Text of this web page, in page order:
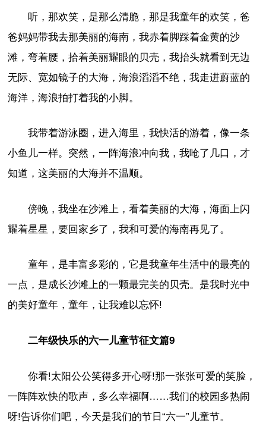
听，那欢笑，是那么清脆，那是我童年的欢笑，爸
爸妈妈带我去那美丽的海南，我赤着脚踩着金黄的沙
滩，弯着腰，拾着美丽耀眼的贝壳，我抬头就看到无边
无际、宽如镜子的大海，海浪滔滔不绝，我走进蔚蓝的
海洋，海浪拍打着我的小脚。
我带着游泳圈，进入海里，我快活的游着，像一条
小鱼儿一样。突然，一阵海浪冲向我，我呛了几口，才
知道，这美丽的大海并不温顺。
傍晚，我坐在沙滩上，看着美丽的大海，海面上闪
耀着星星，要回家乡了，我和可爱的海南再见了。
童年，是丰富多彩的，它是我童年生活中的最亮的
一点，是成长沙滩上的一颗最完美的贝壳。是我时光中
的美好童年，童年，让我难以忘怀!
二年级快乐的六一儿童节征文篇9
你看!太阳公公笑得多开心呀!那一张张可爱的笑脸，
一阵阵欢快的歌声，多么幸福啊……我们的校园多热闹
呀!告诉你们吧，今天是我们的节日“六一”儿童节。